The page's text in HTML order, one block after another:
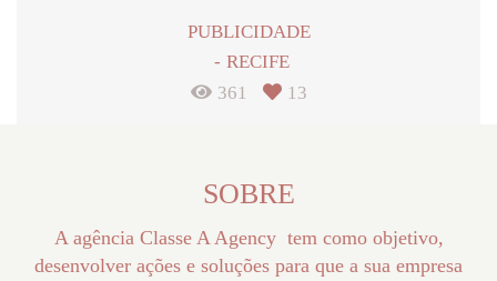
PUBLICIDADE
RECIFE
361
13
SOBRE
A agência Classe A Agency tem como objetivo,
desenvolver ações e soluções para que a sua empresa